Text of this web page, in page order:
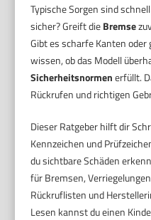
Typische Sorgen sind
sicher? Greift dieBremse
Gibt es scharfe Kanten
wissen, ob das Modell
Sicherheitsnormenerfüllt.
Rückrufen und richtigen
Dieser Ratgeber hilft dir
Kennzeichen und
du sichtbare Schäden
für Bremsen,
Rückruflisten und
Lesen kannst du einen